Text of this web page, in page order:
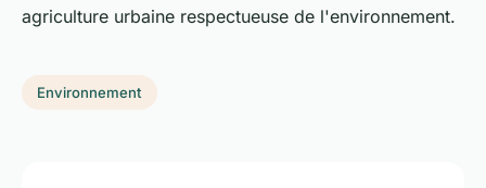
agriculture urbaine respectueuse de l'environnement.
Environnement